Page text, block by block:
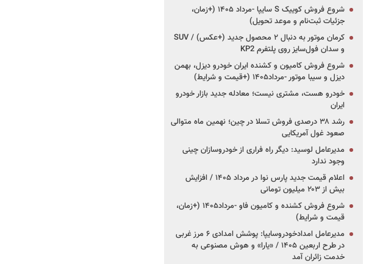
شروع فروش کوییک S سایپا -مرداد ۱۴۰۵ (+زمان،
جزئیات ثبت‌نام و موعد تحویل)
کرمان موتور به دنبال ۲ محصول جدید (+عکس) / SUV
و سدان فول‌سایز روی پلتفرم KP2
شروع فروش کامیون و کشنده ایران خودرو دیزل، بهمن
دیزل و سیبا موتور -مرداد۱۴۰۵ (+قیمت و شرایط)
خودرو هست، مشتری نیست؛ معادله جدید بازار خودرو
ایران
رشد ۳۸ درصدی فروش تسلا در چین؛ نهمین ماه متوالی
صعود غول آمریکایی
مدیرعامل لوسید: دیگر راه فراری از خودروسازان چینی
وجود ندارد
اعلام قیمت جدید پارس نوا در مرداد ۱۴۰۵ / افزایش
بیش از ۲۰۳ میلیون تومانی
شروع فروش کشنده و کامیون فاو -مرداد۱۴۰۵ (+زمان،
قیمت و شرایط)
مدیرعامل امدادخودروسایپا: پوشش امدادی ۶ مرز غربی
در طرح اربعین ۱۴۰۵ / «یارا» و هوش مصنوعی به
خدمت زائران آمد